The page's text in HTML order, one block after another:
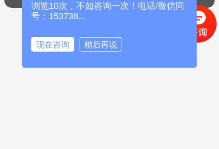
浏览10次，不如咨询一次！电话/微信同
号：153738...
现在咨询 稍后再说